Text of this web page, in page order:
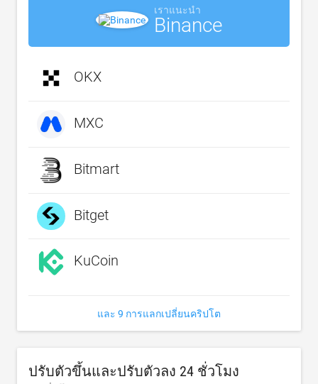
เราแนะนำ
Binance
OKX
MXC
Bitmart
Bitget
KuCoin
และ 9 การแลกเปลี่ยนคริปโต
ปรับตัวขึ้นและปรับตัวลง 24 ชั่วโมง